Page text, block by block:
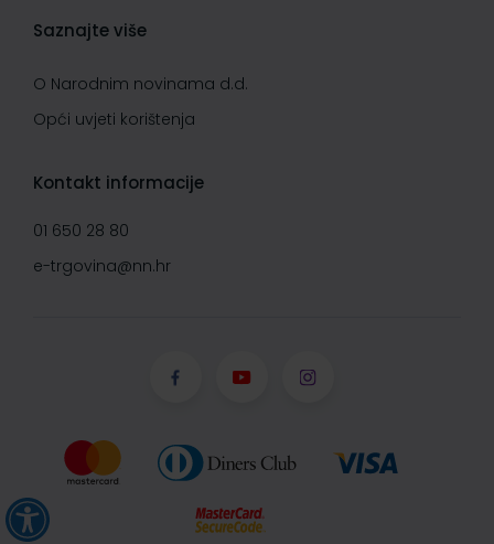
Saznajte više
O Narodnim novinama d.d.
Opći uvjeti korištenja
Kontakt informacije
01 650 28 80
e-trgovina@nn.hr